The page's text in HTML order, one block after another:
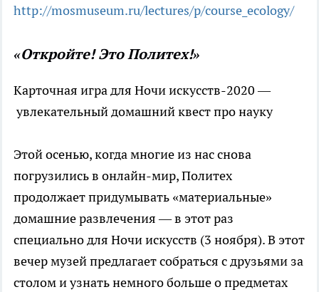
http://mosmuseum.ru/lectures/p/course_ecology/
«Откройте! Это Политех!»
Карточная игра для Ночи искусств-2020 —
увлекательный домашний квест про науку
Этой осенью, когда многие из нас снова
погрузились в онлайн-мир, Политех
продолжает придумывать «материальные»
домашние развлечения — в этот раз
специально для Ночи искусств (3 ноября). В этот
вечер музей предлагает собраться с друзьями за
столом и узнать немного больше о предметах